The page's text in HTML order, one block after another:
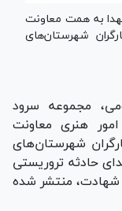
به همت معاونت
شهرستان‌های
مجموعه سرود
امور هنری معاونت
شهرستان‌های
حادثه تروریستی
شهادت، منتشر شده